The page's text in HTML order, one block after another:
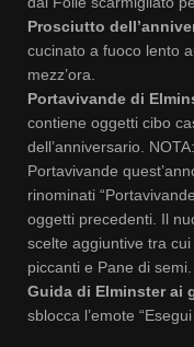
Prosciutto
cucinato a fuoco lento
mezz’ora.
Portavivande di
contiene oggetti cibo
dell’anniversario.
Portavivande
rinominati
oggetti precedenti. Il
scelte aggiuntive tra
piccanti e Pane di semi.
Guida di Elminster ai
sblocca l’emote